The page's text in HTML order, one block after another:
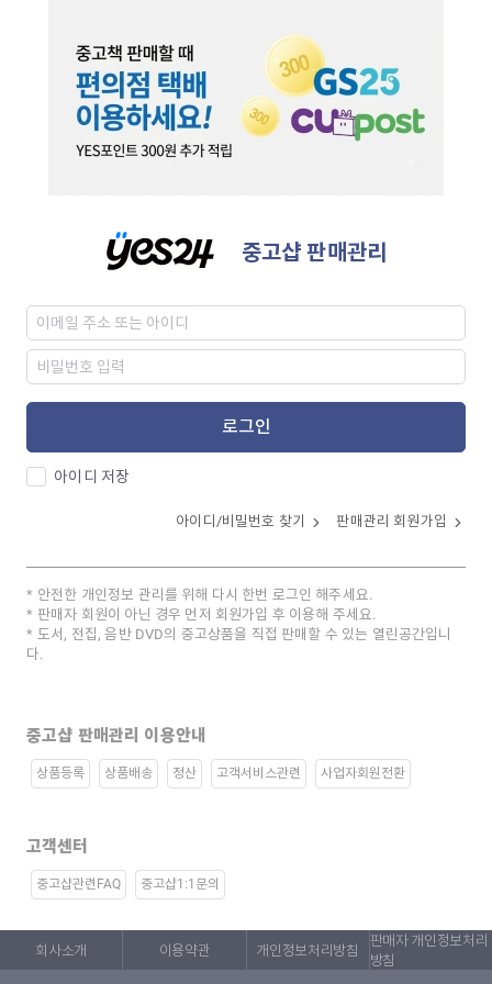
중고샵 판매관리
로그인
아이디 저장
아이디/비밀번호 찾기 판매관리 회원가입
안전한 개인정보 관리를 위해 다시 한번 로그인 해주세요.
판매자 회원이 아닌 경우 먼저 회원가입 후 이용해 주세요.
도서, 전집, 음반 DVD의 중고상품을 직접 판매할 수 있는 열린공간입니
다.
중고샵 판매관리 이용안내
상품등록 상품배송 정산 고객서비스관련 사업자회원전환
고객센터
중고샵관련FAQ 중고샵1:1문의
회사소개 이용약관 개인정보처리방침
판매자 개인정보처리
방침